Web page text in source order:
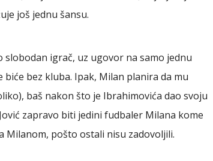
još jednu šansu.
slobodan igrač, uz ugovor na samo jednu
bez kluba. Ipak, Milan planira da mu
baš nakon što je Ibrahimovića dao svoju
zapravo biti jedini fudbaler Milana kome
Milanom, pošto ostali nisu zadovoljili.